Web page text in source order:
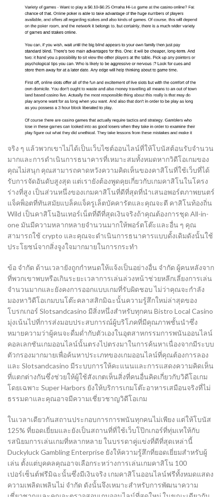
จริง ๆ แล้วพวกเขาไม่ได้เป็นเว็บไซต์ออนไลน์ที่ให้โบนัสต้อนรับจำนวน
มากและการดำเนินการธนาคารที่เหมาะสมทั้งหมดหากวิดีโอเกมของ
คุณไม่สนุก คุณสามารถคาดหวังความคิดเห็นของคาสิโนที่ใช้เว็บที่ได้
รับการจัดอันดับสูงสุด แต่เรายังต้องพูดคุยเกี่ยวกับเกมคาสิโนในโครง
ร่างที่สูง เป็นส่วนหนึ่งของเกมคาสิโนที่ดีที่สุดที่นำเสนอพอร์ตภาพยนตร์
แจ็คพ็อตที่ทันสมัยแบล็คแจ็ครูเล็ตบัคคารัตและคุณจะตี คาสิโนท้องถิ่น
Wild เป็นคาสิโนอินเทอร์เน็ตที่ดีที่สุดเงินจริงถ้าคุณต้องการชุด All-in-
one มันมีความหลากหลายจำนวนมากให้พอร์ตโต๊ะและอื่น ๆ คุณ
สามารถใช้ crypto และคุณจะดำเนินการธนาคารแบบดั้งเดิมดังนั้นใช้
ประโยชน์จากสิ่งจูงใจมากมายในการกระทำ
ข้อ จำกัด ด้านเวลายังถูกกำหนดให้แจ้งเป็นอย่างอื่น จำกัด ผู้คนหลังจาก
ที่พวกเขาพบหรือเกินระยะเวลาการเล่นล่วงหน้าช่วยหลีกเลี่ยงการเล่น
จำนวนมากและยังคงการออกแบบเกมที่รับผิดชอบ ไม่ว่าคุณจะกำลัง
มองหาวิดีโอเกมบนโต๊ะคลาสสิกมิฉะนั้นความรู้สึกใหม่ล่าสุดของ
โบรกเกอร์ Slotsandcasino มีสิ่งหนึ่งสำหรับทุกคน Bistro Local Casino
มุ่งเน้นไปที่การส่งมอบประสบการณ์ผู้บริโภคที่มีคุณภาพชั้นนำซึ่ง
หมายความว่าผู้คนจะดื่มด่ำกับตัวเองในอุตสาหกรรมการพนันออนไลน์
คอลเลกชันเกมออนไลน์นั้นตรงไปตรงมาในการค้นหาเนื่องจากมีระบบ
ตัวกรองมากมายเพื่อค้นหาประเภทของเกมออนไลน์ที่คุณต้องการลอง
และ Slotsandcasino มีระบบการให้คะแนนและการแสดงความคิดเห็น
ที่แตกต่างกันซึ่งช่วยให้ผู้ใช้สังเกตเห็นสิ่งที่คนอื่นคิดเกี่ยวกับวิดีโอเกม
โดยเฉพาะ Super Harbors ยังให้บริการเกมโต๊ะอาหารเสมือนจริงที่ไม่
ธรรมดาและคุณอาจมีความเชี่ยวชาญวิดีโอเกม
ในเวลาเดียวกันสถานประกอบการการพนันทุกคนไม่เพียง แต่ให้โบนัส
125% ที่ยอดเยี่ยมและยังเป็นสถานที่ที่ใช้เว็บโป๊กเกอร์ที่ทุ่มเทให้กับ
รสนิยมการเล่นเกมที่หลากหลาย ในบรรดาคู่แข่งที่ดีที่สุดเหล่านี้
Duckyluck Gambling Enterprise ยังให้ความรู้สึกที่ยอดเยี่ยมสำหรับผู้
เล่น ตั้งแต่บุคคลคุณอาจเลือกระหว่างการเล่นเกมคาสิโน 100
เปอร์เซ็นต์ฟรีมิฉะนั้นซึ่งมีเงินจริง เกมคาสิโนออนไลน์ฟรีทั้งหมดแสดง
ความเพลิดเพลินไม่ จำกัด ดังนั้นจึงเหมาะสำหรับการพัฒนาความ